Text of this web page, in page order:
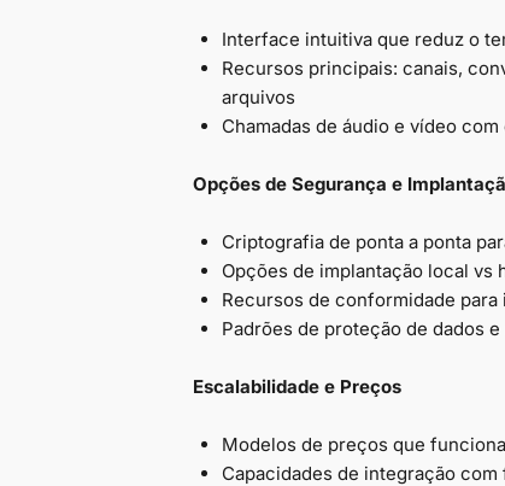
Interface intuitiva que reduz o
Recursos principais: canais,
arquivos
Chamadas de áudio e vídeo
Opções de Segurança e
Criptografia de ponta a ponta
Opções de implantação local vs
Recursos de conformidade
Padrões de proteção de dados
Escalabilidade e Preços
Modelos de preços que
Capacidades de integração